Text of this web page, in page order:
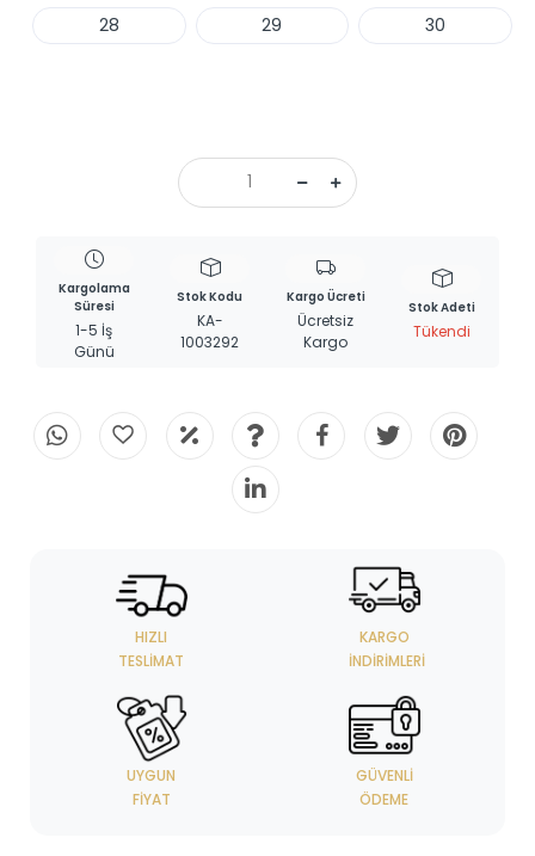
28 29 30
Kargolama
Süresi
1-5 İş
Günü
Stok Kodu
KA-
1003292
Kargo Ücreti
Ücretsiz
Kargo
Stok Adeti
Tükendi
HIZLI
TESLIMAT
KARGO
İNDIRIMLERI
UYGUN
FIYAT
GÜVENLI
ÖDEME